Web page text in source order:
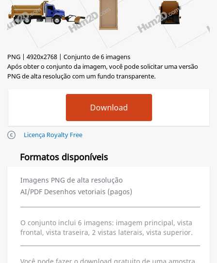
PNG | 4920x2768 | Conjunto de 6 imagens
Após obter o conjunto da imagem, você pode solicitar uma versão
PNG de alta resolução com um fundo transparente.
Licença Royalty Free
Formatos disponíveis
Imagens PNG de alta resolução
AI/PDF Desenhos vetoriais (pagos)
O conjunto inclui 6 imagens: imagem principal, vista
frontal, vista traseira, 2 vistas laterais, vista superior.